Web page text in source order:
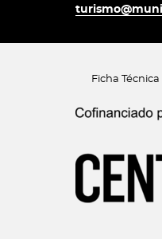
Ficha Técnica